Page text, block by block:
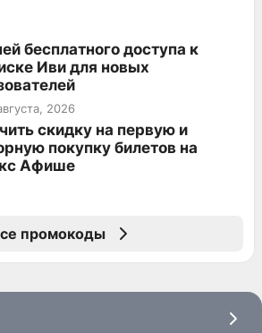
бесплатного доступа к
Иви для новых
2026
скидку на первую и
покупку билетов на
Афише
промокоды